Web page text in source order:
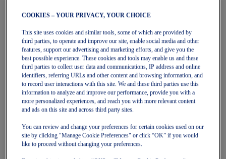
Tennis
Indoor
SportStyle
Kleding
Shirts Met Korte Mouwen
Shirts Met Lange Mouwen
Jassen En Vesten
Tights en leggings
Shorts
Broeken
Accessoires
Sokken
Dames
Uitgelicht
Stabiliteitsschoenen
COOKIES – YOUR PRIVACY, YOUR CHOICE
This site uses cookies and similar tools, some of which are provided by
third parties, to operate and improve our site, enable social media and other
features, support our advertising and marketing efforts, and give you the
best possible experience. These cookies and tools may enable us and these
third parties to collect user data and communications, IP address and online
identifiers, referring URLs and other content and browsing information, and
to record user interactions with this site. We and these third parties use this
information to analyze and improve our performance, provide you with a
more personalized experiences, and reach you with more relevant content
and ads on this site and across third party sites.
You can review and change your preferences for certain cookies used on our
site by clicking "Manage Cookie Preferences" or click “OK” if you would
like to proceed without changing your preferences.